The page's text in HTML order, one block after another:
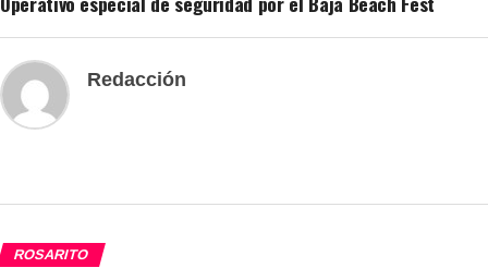
Redacción
ROSARITO